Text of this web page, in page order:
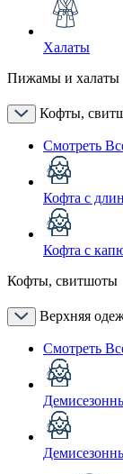
Халаты
Пижамы и халаты
Кофты,
Смотреть
Кофта с
Кофта с
Кофты, свитшоты
Верхняя
Смотреть